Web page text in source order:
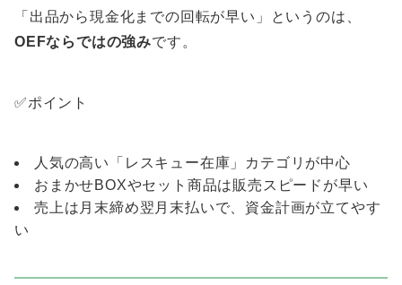
「出品から現金化までの回転が早い」というのは、
OEFならではの強みです。
✅ポイント
人気の高い「レスキュー在庫」カテゴリが中心
おまかせBOXやセット商品は販売スピードが早い
売上は月末締め翌月末払いで、資金計画が立てやす
い